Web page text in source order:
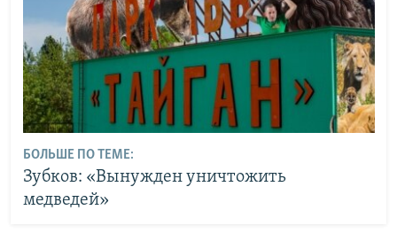
БОЛЬШЕ ПО ТЕМЕ:
Зубков: «Вынужден уничтожить
медведей»